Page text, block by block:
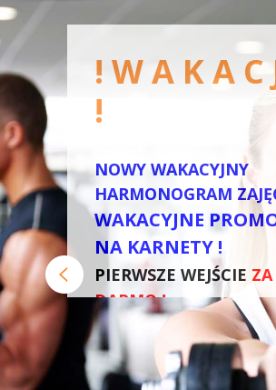
! W A K A C
!
NOWY WAKACYJNY
HARMONOGRAM
WAKACYJNE
NA KARNETY !
PIERWSZE WEJŚCIE ZA
DARMO !